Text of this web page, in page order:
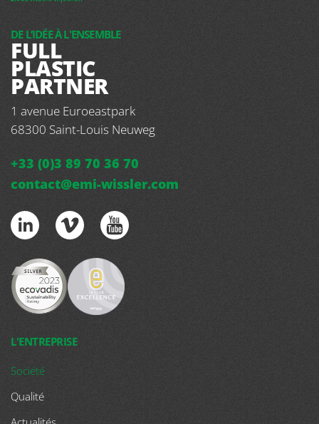
DE L’IDÉE À L'ENSEMBLE
FULL
PLASTIC
PARTNER
1 avenue Euroeastpark
68300 Saint-Louis Neuweg
+33 (0)3 89 70 36 70
contact@emi-wissler.com
L'ENTREPRISE
Société
Qualité